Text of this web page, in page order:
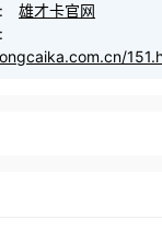
雄才卡官网